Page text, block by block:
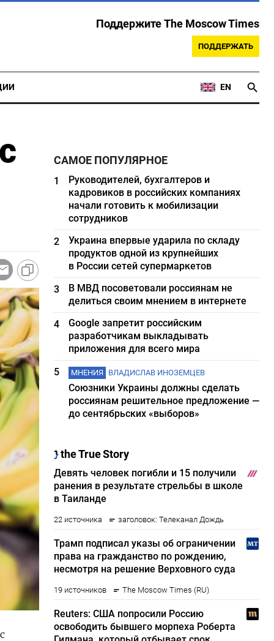
Поддержите The Moscow Times
ПОДДЕРЖАТЬ
EN
САМОЕ ПОПУЛЯРНОЕ
1
Руководителей, бухгалтеров и
кадровиков в российских компаниях
начали готовить к мобилизации
сотрудников
2
Украина впервые ударила по складу
продуктов одной из крупнейших
в России сетей супермаркетов
3
В МВД посоветовали россиянам не
делиться своим мнением в интернете
4
Google запретит российским
разработчикам выкладывать
приложения для всего мира
5
МНЕНИЯ ВЛАДИСЛАВ ИНОЗЕМЦЕВ
Союзники Украины должны сделать
россиянам решительное предложение —
до сентябрьских «выборов»